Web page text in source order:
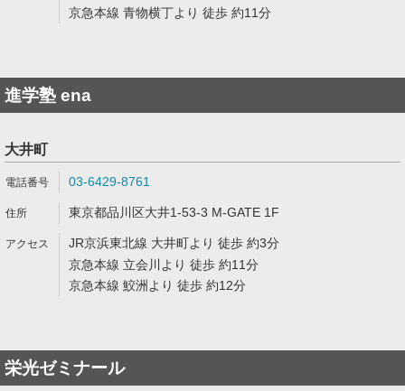
京急本線 青物横丁より 徒歩 約11分
進学塾 ena
大井町
03-6429-8761
東京都品川区大井1-53-3 M-GATE 1F
JR京浜東北線 大井町より 徒歩 約3分
京急本線 立会川より 徒歩 約11分
京急本線 鮫洲より 徒歩 約12分
栄光ゼミナール